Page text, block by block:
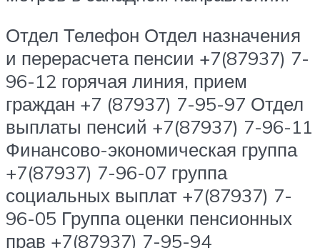
Отдел Телефон Отдел назначения
и перерасчета пенсии +7(87937) 7-
96-12 горячая линия, прием
граждан +7 (87937) 7-95-97 Отдел
выплаты пенсий +7(87937) 7-96-11
Финансово-экономическая группа
+7(87937) 7-96-07 группа
социальных выплат +7(87937) 7-
96-05 Группа оценки пенсионных
прав +7(87937) 7-95-94